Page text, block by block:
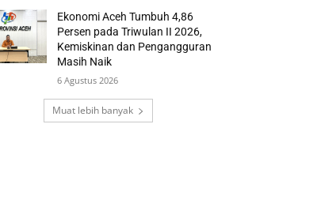
Ekonomi Aceh Tumbuh 4,86
Persen pada Triwulan II 2026,
Kemiskinan dan Pengangguran
Masih Naik
6 Agustus 2026
Muat lebih banyak